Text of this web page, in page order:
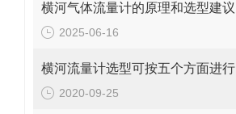
横河气体流量计的原理和选型建议
2025-06-16
横河流量计选型可按五个方面进行
2020-09-25